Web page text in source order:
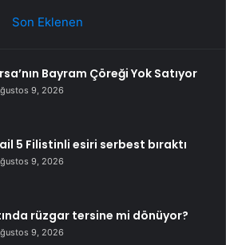
Son Eklenen
Bayram Çöreği Yok Satıyor
9, 2026
5 Filistinli esiri serbest bıraktı
9, 2026
rüzgar tersine mi dönüyor?
9, 2026